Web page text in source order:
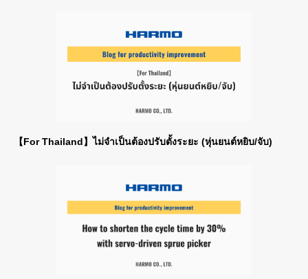
【For Thailand】ไม่จำเป็นต้องปรับตั้งระยะ (หุ่นยนต์หยิบ/จับ)